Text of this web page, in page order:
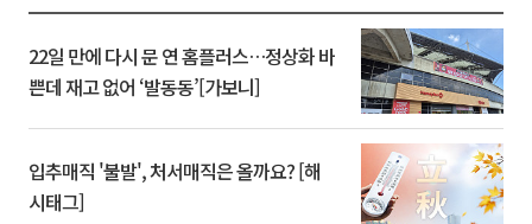
22일 만에 다시 문 연 홈플러스…정상화 바
쁜데 재고 없어 ‘발동동’[가보니]
입추매직 '불발', 처서매직은 올까요? [해
시태그]